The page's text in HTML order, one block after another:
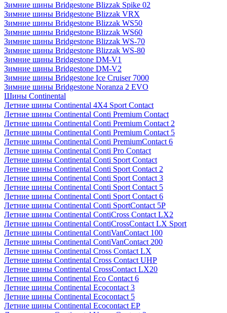
Зимние шины Bridgestone Blizzak Spike 02
Зимние шины Bridgestone Blizzak VRX
Зимние шины Bridgestone Blizzak WS50
Зимние шины Bridgestone Blizzak WS60
Зимние шины Bridgestone Blizzak WS-70
Зимние шины Bridgestone Blizzak WS-80
Зимние шины Bridgestone DM-V1
Зимние шины Bridgestone DM-V2
Зимние шины Bridgestone Ice Cruiser 7000
Зимние шины Bridgestone Noranza 2 EVO
Шины Continental
Летние шины Continental 4X4 Sport Contact
Летние шины Continental Conti Premium Contact
Летние шины Continental Conti Premium Contact 2
Летние шины Continental Conti Premium Contact 5
Летние шины Continental Conti PremiumContact 6
Летние шины Continental Conti Pro Contact
Летние шины Continental Conti Sport Contact
Летние шины Continental Conti Sport Contact 2
Летние шины Continental Conti Sport Contact 3
Летние шины Continental Conti Sport Contact 5
Летние шины Continental Conti Sport Contact 6
Летние шины Continental Conti SportContact 5P
Летние шины Continental ContiCross Contact LX2
Летние шины Continental ContiCrossContact LX Sport
Летние шины Continental ContiVanContact 100
Летние шины Continental ContiVanContact 200
Летние шины Continental Cross Contact LX
Летние шины Continental Cross Contact UHP
Летние шины Continental CrossContact LX20
Летние шины Continental Eco Contact 6
Летние шины Continental Ecocontact 3
Летние шины Continental Ecocontact 5
Летние шины Continental Ecocontact EP